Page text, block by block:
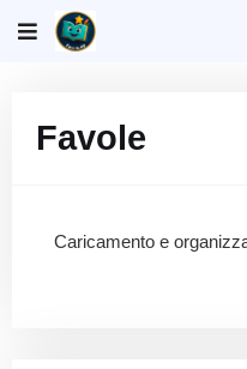
Favole
Caricamento e